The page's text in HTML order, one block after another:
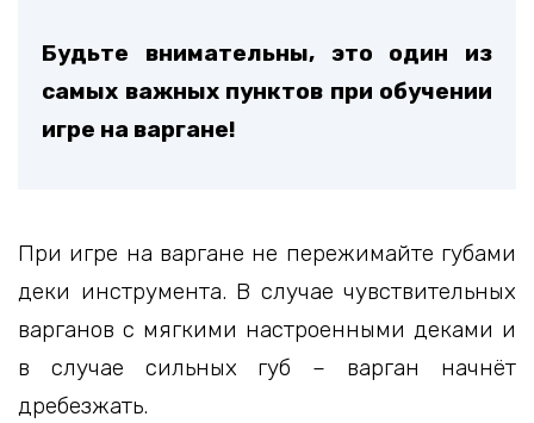
Будьте внимательны, это один из
самых важных пунктов при обучении
игре на варгане!
При игре на варгане не пережимайте губами
деки инструмента. В случае чувствительных
варганов с мягкими настроенными деками и
в случае сильных губ – варган начнёт
дребезжать.